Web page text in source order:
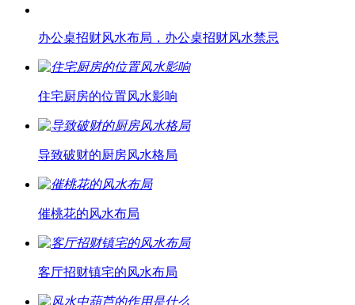
办公桌招财风水布局，办公桌招财风水禁忌
住宅厨房的位置风水影响
导致破财的厨房风水格局
催桃花的风水布局
客厅招财镇宅的风水布局